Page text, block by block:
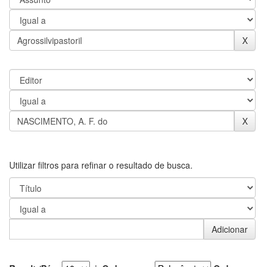
Utilizar filtros para refinar o resultado de busca.